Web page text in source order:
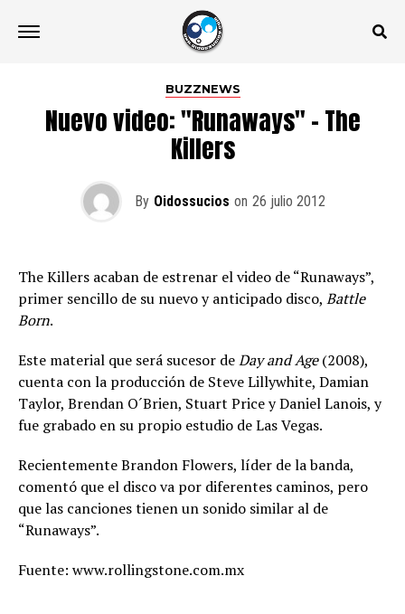
BUZZNEWS
Nuevo video: "Runaways" – The
Killers
By Oidossucios on 26 julio 2012
The Killers acaban de estrenar el video de “Runaways”,
primer sencillo de su nuevo y anticipado disco, Battle
Born.
Este material que será sucesor deDay and Age(2008),
cuenta con la producción de Steve Lillywhite, Damian
Taylor, Brendan O´Brien, Stuart Price y Daniel Lanois, y
fue grabado en su propio estudio de Las Vegas.
Recientemente Brandon Flowers, líder de la banda,
comentó que el disco va por diferentes caminos, pero
que las canciones tienen un sonido similar al de
“Runaways”.
Fuente: www.rollingstone.com.mx